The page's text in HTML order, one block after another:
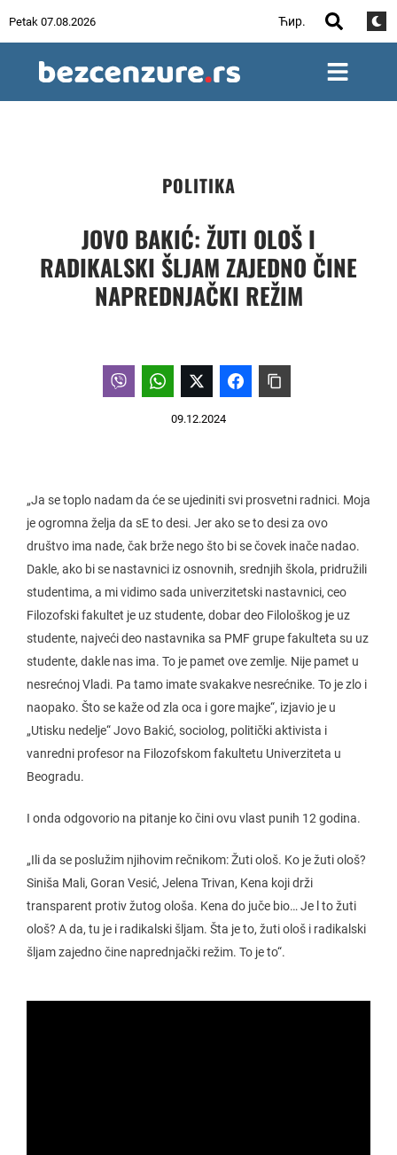
Petak 07.08.2026 Ћир.
POLITIKA
JOVO BAKIĆ: ŽUTI OLOŠ I
RADIKALSKI ŠLJAM ZAJEDNO ČINE
NAPREDNJAČKI REŽIM
09.12.2024
„Ja se toplo nadam da će se ujediniti svi prosvetni radnici. Moja
je ogromna želja da sE to desi. Jer ako se to desi za ovo
društvo ima nade, čak brže nego što bi se čovek inače nadao.
Dakle, ako bi se nastavnici iz osnovnih, srednjih škola, pridružili
studentima, a mi vidimo sada univerzitetski nastavnici, ceo
Filozofski fakultet je uz studente, dobar deo Filološkog je uz
studente, najveći deo nastavnika sa PMF grupe fakulteta su uz
studente, dakle nas ima. To je pamet ove zemlje. Nije pamet u
nesrećnoj Vladi. Pa tamo imate svakakve nesrećnike. To je zlo i
naopako. Što se kaže od zla oca i gore majke“, izjavio je u
„Utisku nedelje“ Jovo Bakić, sociolog, politički aktivista i
vanredni profesor na Filozofskom fakultetu Univerziteta u
Beogradu.
I onda odgovorio na pitanje ko čini ovu vlast punih 12 godina.
„Ili da se poslužim njihovim rečnikom: Žuti ološ. Ko je žuti ološ?
Siniša Mali, Goran Vesić, Jelena Trivan, Kena koji drži
transparent protiv žutog ološa. Kena do juče bio… Je l to žuti
ološ? A da, tu je i radikalski šljam. Šta je to, žuti ološ i radikalski
šljam zajedno čine naprednjački režim. To je to“.